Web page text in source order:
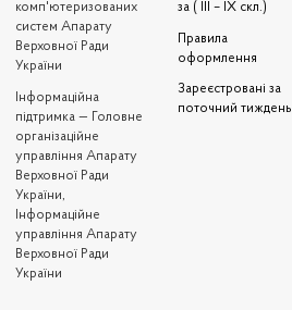
комп'ютеризованих
систем Апарату
Верховної Ради
України
Iнформаційна
підтримка — Головне
організаційне
управління Апарату
Верховної Ради
України,
Інформаційне
управління Апарату
Верховної Ради
України
за ( III – IX скл.)
Правила
оформлення
Зареєстровані за
поточний тиждень